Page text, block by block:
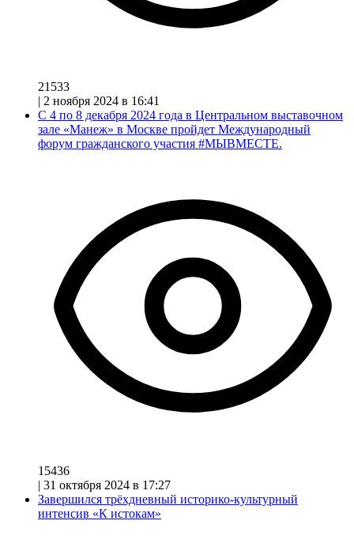
21533
| 2 ноября 2024 в 16:41
С 4 по 8 декабря 2024 года в Центральном выставочном
зале «Манеж» в Москве пройдет Международный
форум гражданского участия #МЫВМЕСТЕ.
15436
| 31 октября 2024 в 17:27
Завершился трёхдневный историко-культурный
интенсив «К истокам»